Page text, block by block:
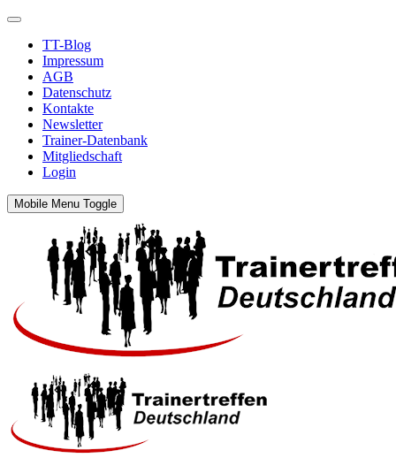
TT-Blog
Impressum
AGB
Datenschutz
Kontakte
Newsletter
Trainer-Datenbank
Mitgliedschaft
Login
Mobile Menu Toggle